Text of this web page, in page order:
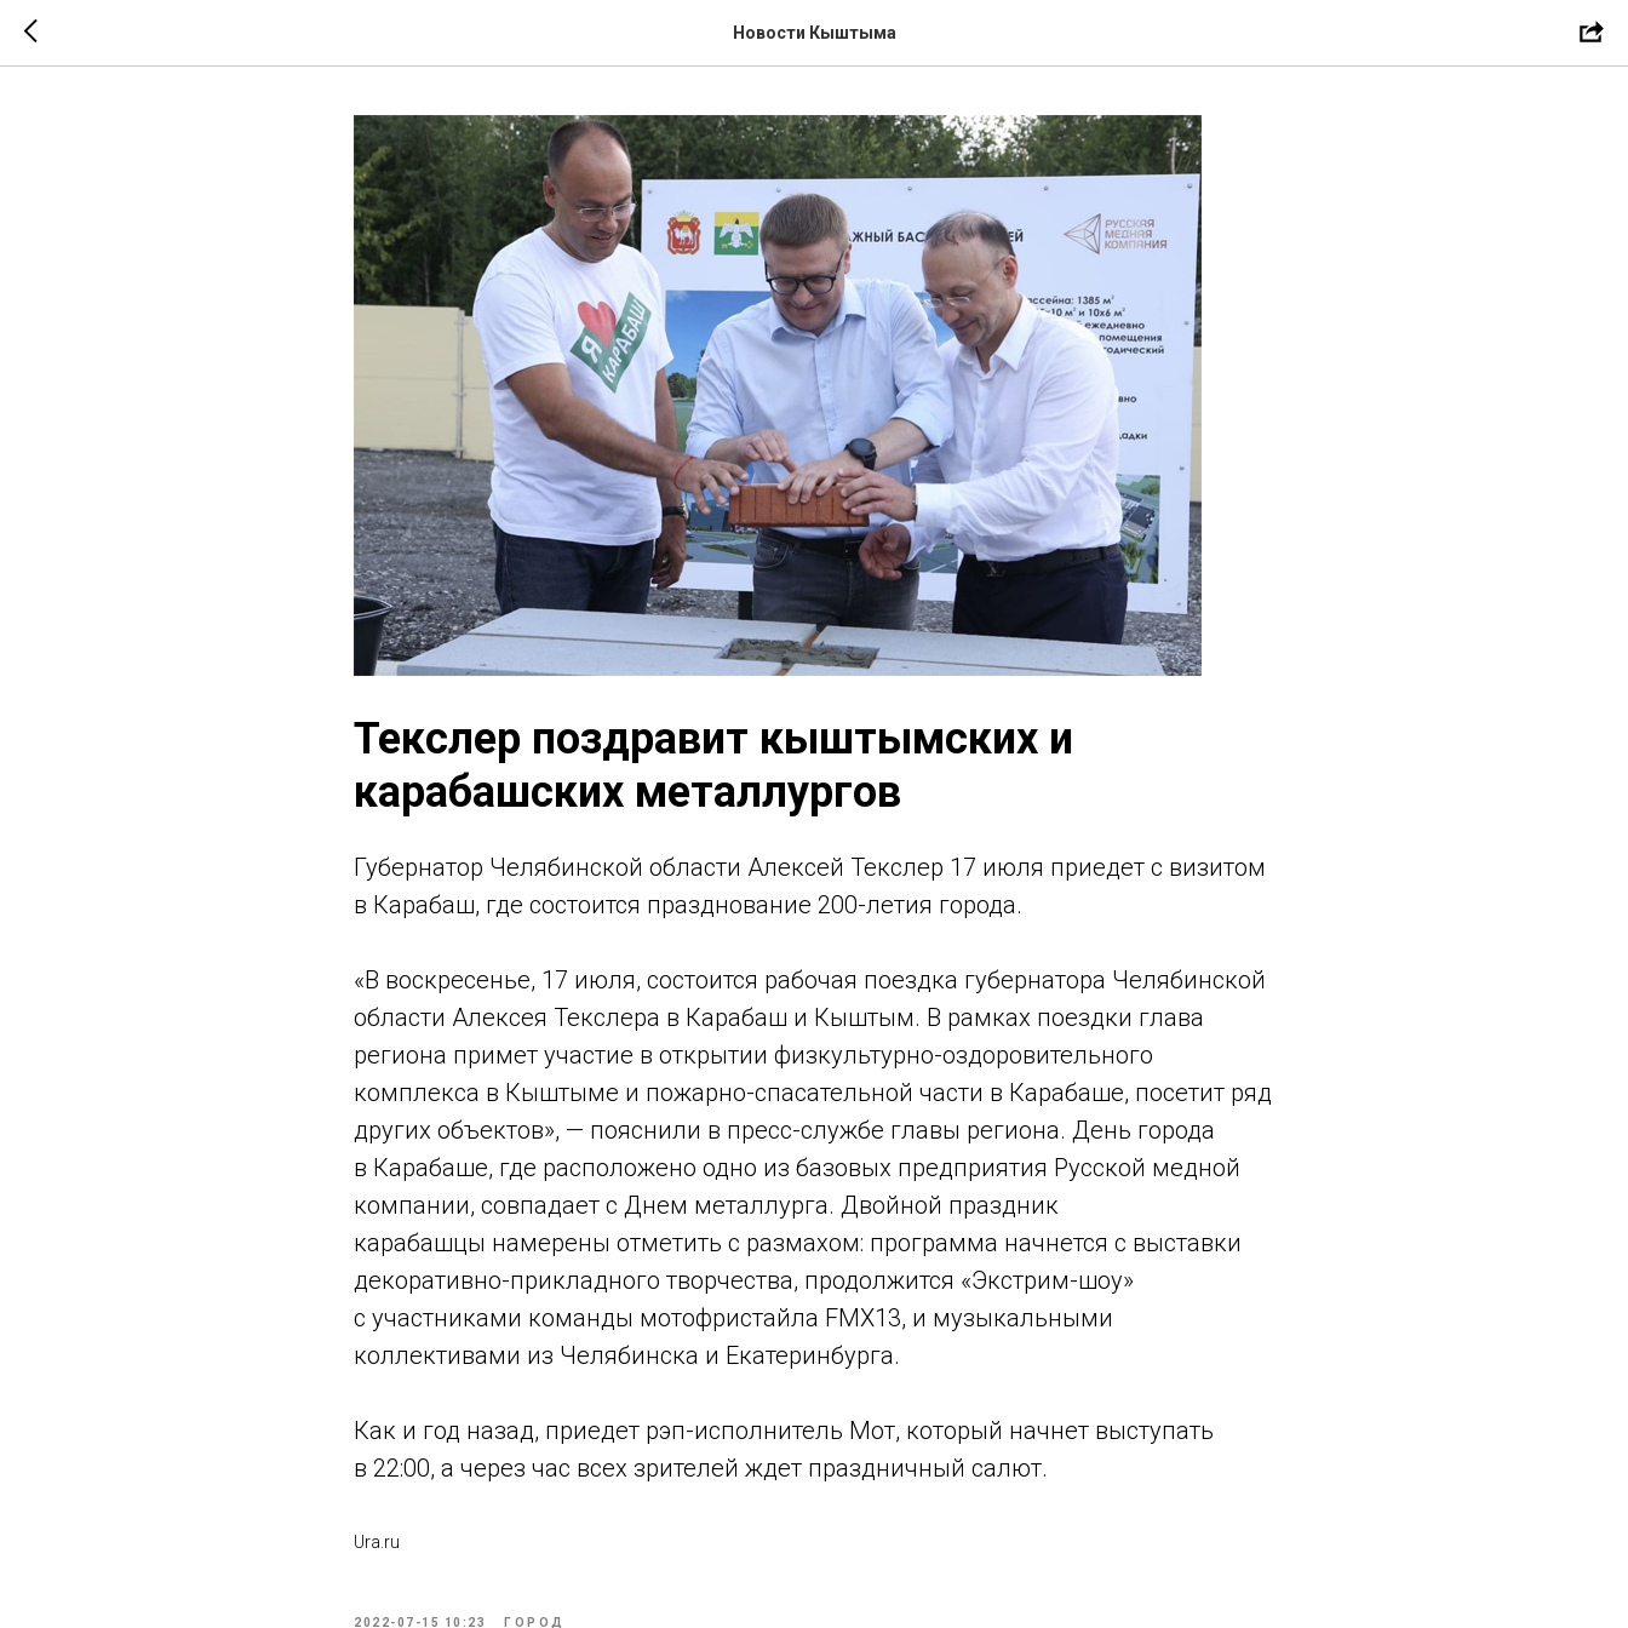
Новости Кыштыма
Текслер поздравит кыштымских и
карабашских металлургов
Губернатор Челябинской области Алексей Текслер 17 июля приедет с визитом
в Карабаш, где состоится празднование 200-летия города.
«В воскресенье, 17 июля, состоится рабочая поездка губернатора Челябинской
области Алексея Текслера в Карабаш и Кыштым. В рамках поездки глава
региона примет участие в открытии физкультурно-оздоровительного
комплекса в Кыштыме и пожарно-спасательной части в Карабаше, посетит ряд
других объектов», — пояснили в пресс-службе главы региона. День города
в Карабаше, где расположено одно из базовых предприятия Русской медной
компании, совпадает с Днем металлурга. Двойной праздник
карабашцы намерены отметить с размахом: программа начнется с выставки
декоративно-прикладного творчества, продолжится «Экстрим-шоу»
с участниками команды мотофристайла FMX13, и музыкальными
коллективами из Челябинска и Екатеринбурга.
Как и год назад, приедет рэп-исполнитель Мот, который начнет выступать
в 22:00, а через час всех зрителей ждет праздничный салют.
Ura.ru
2022-07-15 10:23 ГОРОД